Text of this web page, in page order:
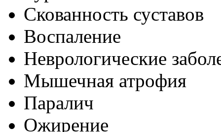
Скованность суставов
Воспаление
Неврологические
Мышечная атрофия
Паралич
Ожирение